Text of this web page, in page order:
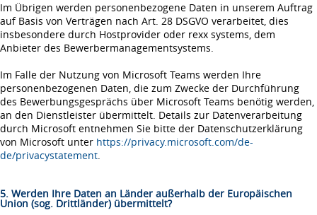
Im Übrigen werden personenbezogene Daten in unserem Auftrag
auf Basis von Verträgen nach Art. 28 DSGVO verarbeitet, dies
insbesondere durch Hostprovider oder rexx systems, dem
Anbieter des Bewerbermanagementsystems.
Im Falle der Nutzung von Microsoft Teams werden Ihre
personenbezogenen Daten, die zum Zwecke der Durchführung
des Bewerbungsgesprächs über Microsoft Teams benötig werden,
an den Dienstleister übermittelt. Details zur Datenverarbeitung
durch Microsoft entnehmen Sie bitte der Datenschutzerklärung
von Microsoft unter https://privacy.microsoft.com/de-
de/privacystatement.
5. Werden Ihre Daten an Länder außerhalb der Europäischen
Union (sog. Drittländer) übermittelt?